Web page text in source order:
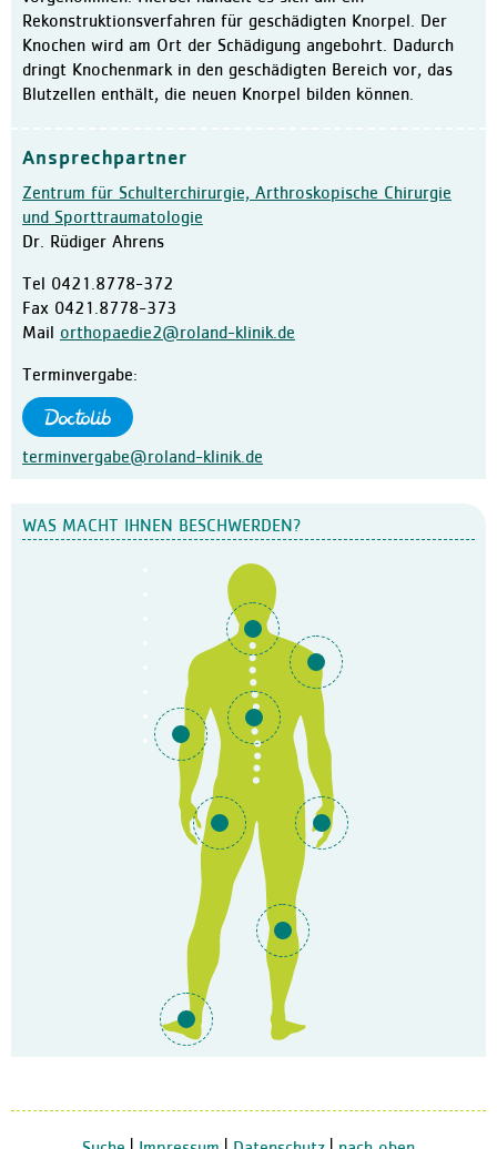
Rekonstruktionsverfahren für geschädigten Knorpel. Der
Knochen wird am Ort der Schädigung angebohrt. Dadurch
dringt Knochenmark in den geschädigten Bereich vor, das
Blutzellen enthält, die neuen Knorpel bilden können.
Ansprechpartner
Zentrum für Schulterchirurgie, Arthroskopische Chirurgie
und Sporttraumatologie
Dr. Rüdiger Ahrens
Tel 0421.8778-372
Fax 0421.8778-373
Mail orthopaedie2@roland-klinik.de
Terminvergabe:
terminvergabe@roland-klinik.de
WAS MACHT IHNEN BESCHWERDEN?
Meldungen
Veranstaltungen
Ausschreibungen und
Ausbildung in der Pflege
Anfahrt